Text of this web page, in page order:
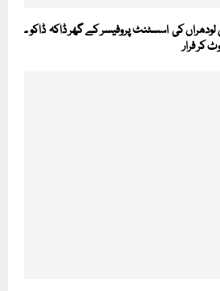
لودھراں کی اسسٹنٹ پروفیسر کے گھر ڈاکہ ڈاکو ۔
کر فرار